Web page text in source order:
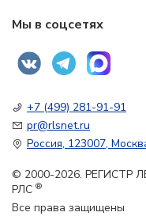
Мы в соцсетях
+7 (499) 281-91-91
pr@rlsnet.ru
Россия, 123007,
© 2000-2026. РЕГИСТР
РЛС ®
Все права защищены